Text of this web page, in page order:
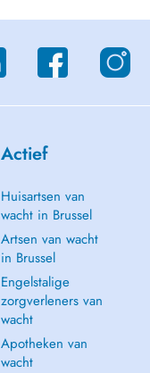
Actief
Huisartsen van
wacht in Brussel
Artsen van wacht
in Brussel
Engelstalige
zorgverleners van
wacht
Apotheken van
wacht